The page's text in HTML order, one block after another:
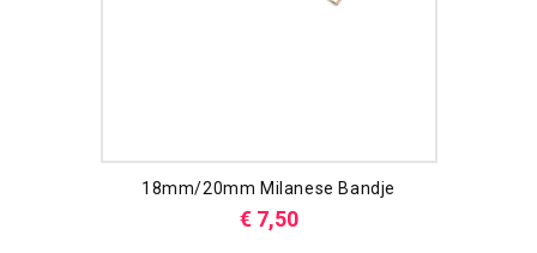
18mm/20mm Milanese Bandje
€ 7,50Prijs